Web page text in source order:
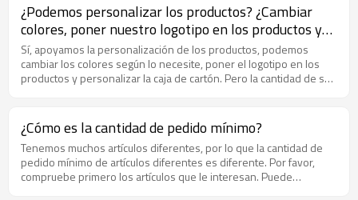
¿Podemos personalizar los productos? ¿Cambiar
colores, poner nuestro logotipo en los productos y
per
Sí, apoyamos la personalización de los productos, podemos
cambiar los colores según lo necesite, poner el logotipo en los
productos y personalizar la caja de cartón. Pero la cantidad de su
¿Cómo es la cantidad de pedido mínimo?
Tenemos muchos artículos diferentes, por lo que la cantidad de
pedido mínimo de artículos diferentes es diferente. Por favor,
compruebe primero los artículos que le interesan. Puede